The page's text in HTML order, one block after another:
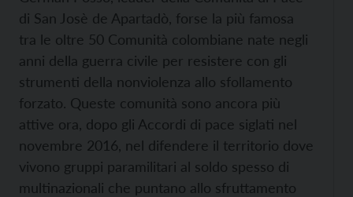
di San Josè de Apartadò, forse la più famosa
tra le oltre 50 Comunità colombiane nate negli
anni della guerra civile per resistere con gli
strumenti della nonviolenza allo sfollamento
forzato. Queste comunità sono ancora più
attive ora, dopo gli Accordi di pace siglati nel
novembre 2016, nel difendere il territorio dove
vivono gruppi paramilitari al soldo spesso di
multinazionali che puntano allo sfruttamento